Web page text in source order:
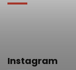
Instagram